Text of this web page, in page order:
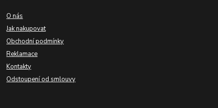
O nás
Jak nakupovat
Obchodní podmínky
Reklamace
Kontakty
Odstoupení od smlouvy